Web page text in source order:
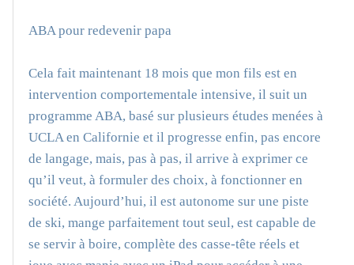
ABA pour redevenir papa
Cela fait maintenant 18 mois que mon fils est en
intervention comportementale intensive, il suit un
programme ABA, basé sur plusieurs études menées à
UCLA en Californie et il progresse enfin, pas encore
de langage, mais, pas à pas, il arrive à exprimer ce
qu’il veut, à formuler des choix, à fonctionner en
société. Aujourd’hui, il est autonome sur une piste
de ski, mange parfaitement tout seul, est capable de
se servir à boire, complète des casse-tête réels et